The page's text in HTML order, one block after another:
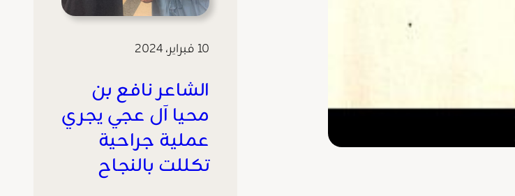
10 فبراير، 2024
الشاعر نافع بن
محيا آل عجي يجري
عملية جراحية
تكللت بالنجاح